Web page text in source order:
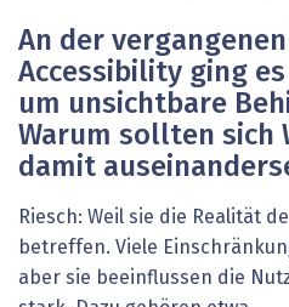
An der
Accessibility ging
um unsichtbare
Warum sollten sich
damit
Riesch: Weil sie die Realität
betreffen. Viele
aber sie beeinflussen die